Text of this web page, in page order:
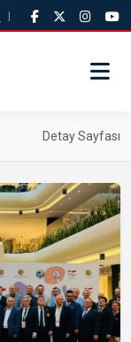
|
Detay Sayfası